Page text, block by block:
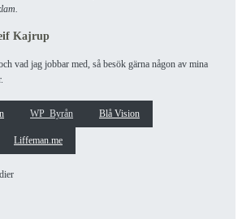
Kajrup
vad jag jobbar med, så besök gärna någon av mina
WP_Byrån Blå Vision
Liffeman.me